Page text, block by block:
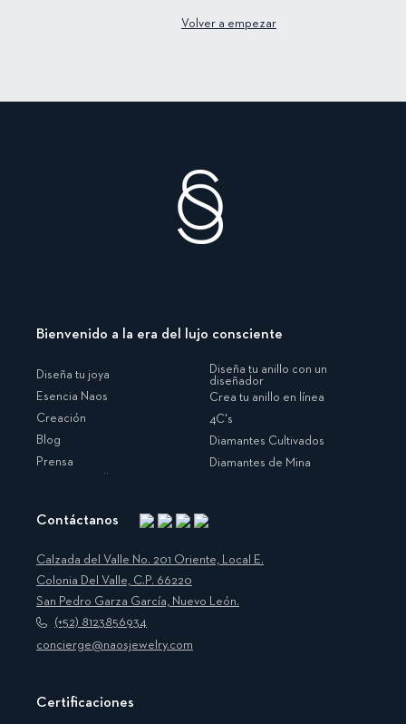
Volver a empezar
Bienvenido a la era del lujo consciente
Diseña tu joya
Esencia Naos
Creación
Blog
Prensa
Diseña tu anillo con un
diseñador
Crea tu anillo en línea
4C's
Diamantes Cultivados
Diamantes de Mina
Contáctanos
Instagram
Facebook
Translation
missing:
es.general.social.links.linkedin
Pinterest
Calzada del Valle No. 201 Oriente, Local E.
Colonia Del Valle, C.P. 66220
San Pedro Garza García, Nuevo León.
(+52) 8123856934
concierge@naosjewelry.com
Certificaciones